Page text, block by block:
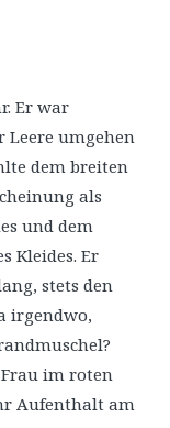
Er war
umgehen
dem breiten
als
und dem
Kleides. Er
stets den
irgendwo,
im roten
Aufenthalt am